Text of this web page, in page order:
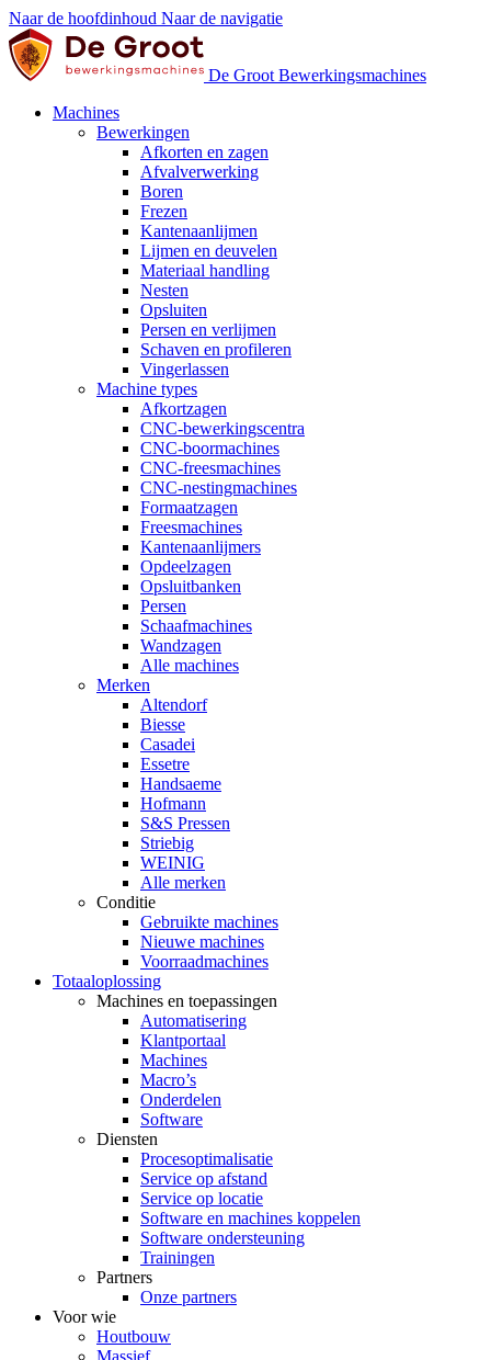
Naar de hoofdinhoud Naar de navigatie
De Groot Bewerkingsmachines
Machines
Bewerkingen
Afkorten en zagen
Afvalverwerking
Boren
Frezen
Kantenaanlijmen
Lijmen en deuvelen
Materiaal handling
Nesten
Opsluiten
Persen en verlijmen
Schaven en profileren
Vingerlassen
Machine types
Afkortzagen
CNC-bewerkingscentra
CNC-boormachines
CNC-freesmachines
CNC-nestingmachines
Formaatzagen
Freesmachines
Kantenaanlijmers
Opdeelzagen
Opsluitbanken
Persen
Schaafmachines
Wandzagen
Alle machines
Merken
Altendorf
Biesse
Casadei
Essetre
Handsaeme
Hofmann
S&S Pressen
Striebig
WEINIG
Alle merken
Conditie
Gebruikte machines
Nieuwe machines
Voorraadmachines
Totaaloplossing
Machines en toepassingen
Automatisering
Klantportaal
Machines
Macro’s
Onderdelen
Software
Diensten
Procesoptimalisatie
Service op afstand
Service op locatie
Software en machines koppelen
Software ondersteuning
Trainingen
Partners
Onze partners
Voor wie
Houtbouw
Massief